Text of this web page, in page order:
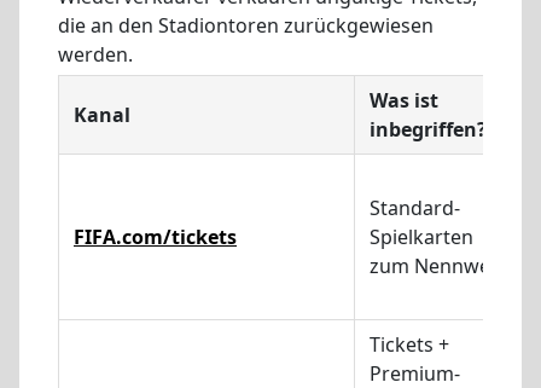
die an den Stadiontoren zurückgewiesen
werden.
Kanal
Was ist
inbegriffen?
FIFA.com/tickets
Standard-
Spielkarten
zum Nennwert
Tickets +
Premium-